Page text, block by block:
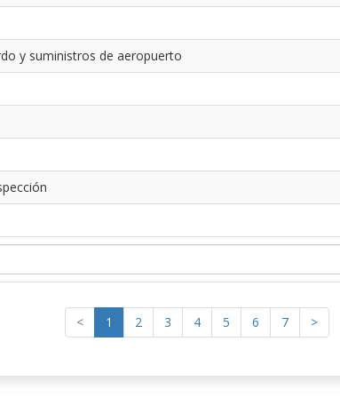
y suministros de aeropuerto
< 1 2 3 4 5 6 7 >